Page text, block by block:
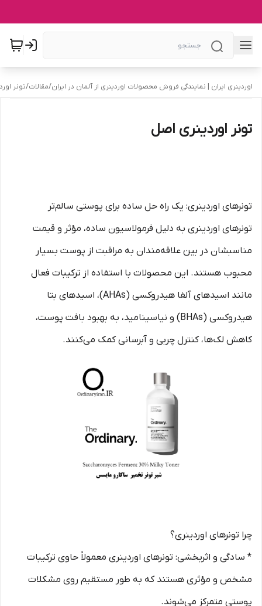
اوردینری ایران | نمایندگی فروش محصولات اوردینری از آلمان در ایران/مقالات/تونر
تونر اوردینری اصل
تونرهای اوردینری: یک راه حل ساده برای پوستی سالم‌تر
تونرهای اوردینری به دلیل فرمولاسیون ساده، مؤثر و قیمت
مناسبشان در بین علاقه‌مندان به مراقبت از پوست بسیار
محبوب هستند. این محصولات با استفاده از ترکیبات فعال
مانند اسیدهای آلفا هیدروکسی (AHAs)، اسیدهای بتا
هیدروکسی (BHAs) و نیاسینامید، به بهبود بافت پوست،
کاهش لک‌ها، کنترل چربی و آبرسانی کمک می‌کنند.
چرا تونرهای اوردینری؟
* سادگی و اثربخشی: تونرهای اوردینری معمولاً حاوی ترکیبات
مشخص و مؤثری هستند که به طور مستقیم روی مشکلات
پوستی متمرکز می‌شوند.